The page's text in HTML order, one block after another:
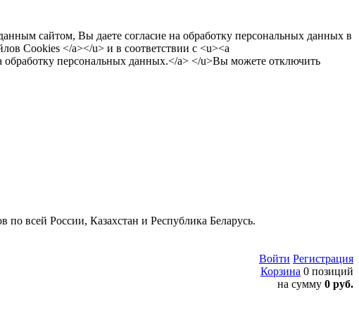
сайтом, Вы даете согласие на обработку персональных данных в
Cookies </a></u> и в соответствии с <u><a
персональных данных.</a> </u>Вы можете отключить
всей России, Казахстан и Республика Беларусь.
Войти Регистрация
Корзина 0 позиций
на сумму 0 руб.